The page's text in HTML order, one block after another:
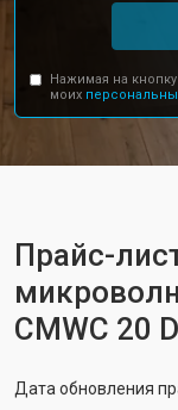
Нажимая на
моих
Прайс-
CMWC 20
Дата обновления